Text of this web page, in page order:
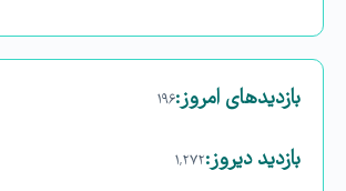
بازدیدهای امروز:۱۹۶
بازدید دیروز:۱,۲۷۲